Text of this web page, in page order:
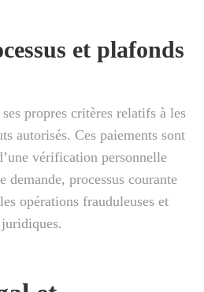
et plafonds
propres critères relatifs à les
autorisés. Ces paiements sont
vérification personnelle
demande, processus courante
opérations frauduleuses et